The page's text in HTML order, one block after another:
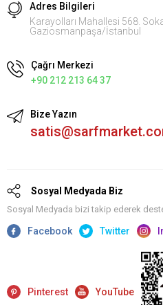
Adres Bilgileri
Karayolları Mahallesi 568.
Gaziosmanpaşa/İstanbul
Çağrı Merkezi
+90 212 213 64 37
Bize Yazın
Sosyal Medyada Biz
Sosyal Medyada bizi takip ederek
Facebook Twitter
Pinterest YouTube